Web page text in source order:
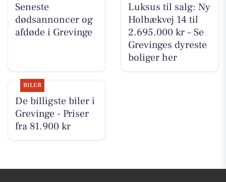
Seneste
dødsannoncer og
afdøde i Grevinge
Luksus til salg: Ny
Holbækvej 14 til
2.695.000 kr – Se
Grevinges dyreste
boliger her
BILER
De billigste biler i
Grevinge - Priser
fra 81.900 kr